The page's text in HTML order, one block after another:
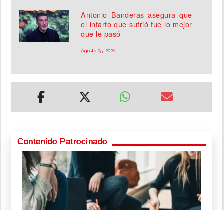
Antonio Banderas asegura que
el infarto que sufrió fue lo mejor
que le pasó
Agosto 05, 2026
Contenido Patrocinado